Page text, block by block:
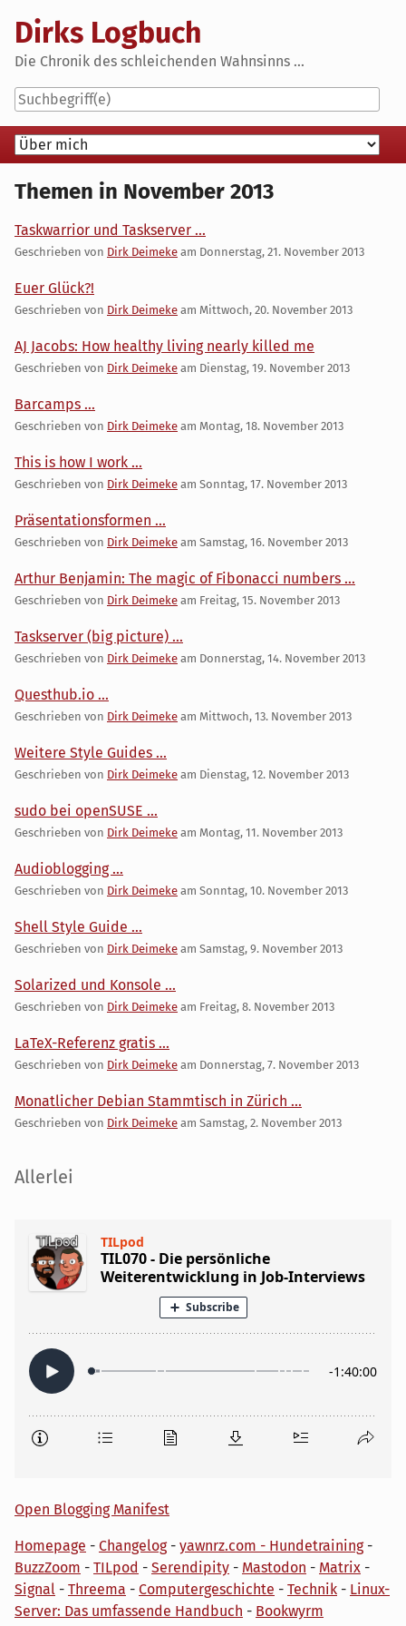
content
Dirks Logbuch
Die Chronik des schleichenden Wahnsinns ...
Navigation
Themen in November 2013
Taskwarrior und Taskserver ...
Geschrieben von Dirk Deimeke am Donnerstag, 21. November 2013
Euer Glück?!
Geschrieben von Dirk Deimeke am Mittwoch, 20. November 2013
AJ Jacobs: How healthy living nearly killed me
Geschrieben von Dirk Deimeke am Dienstag, 19. November 2013
Barcamps ...
Geschrieben von Dirk Deimeke am Montag, 18. November 2013
This is how I work ...
Geschrieben von Dirk Deimeke am Sonntag, 17. November 2013
Präsentationsformen ...
Geschrieben von Dirk Deimeke am Samstag, 16. November 2013
Arthur Benjamin: The magic of Fibonacci numbers ...
Geschrieben von Dirk Deimeke am Freitag, 15. November 2013
Taskserver (big picture) ...
Geschrieben von Dirk Deimeke am Donnerstag, 14. November 2013
Questhub.io ...
Geschrieben von Dirk Deimeke am Mittwoch, 13. November 2013
Weitere Style Guides ...
Geschrieben von Dirk Deimeke am Dienstag, 12. November 2013
sudo bei openSUSE ...
Geschrieben von Dirk Deimeke am Montag, 11. November 2013
Audioblogging ...
Geschrieben von Dirk Deimeke am Sonntag, 10. November 2013
Shell Style Guide ...
Geschrieben von Dirk Deimeke am Samstag, 9. November 2013
Solarized und Konsole ...
Geschrieben von Dirk Deimeke am Freitag, 8. November 2013
LaTeX-Referenz gratis ...
Geschrieben von Dirk Deimeke am Donnerstag, 7. November 2013
Monatlicher Debian Stammtisch in Zürich ...
Geschrieben von Dirk Deimeke am Samstag, 2. November 2013
Seitenleiste
Allerlei
Open Blogging Manifest
Homepage - Changelog- yawnrz.com - Hundetraining-
BuzzZoom - TILpod - Serendipity - Mastodon - Matrix -
Signal - Threema - Computergeschichte - Technik - Linux-
Server: Das umfassende Handbuch - Bookwyrm